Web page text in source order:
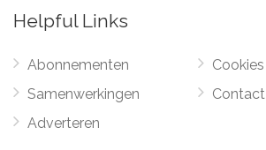
Helpful Links
Abonnementen
Samenwerkingen
Adverteren
Cookies
Contact